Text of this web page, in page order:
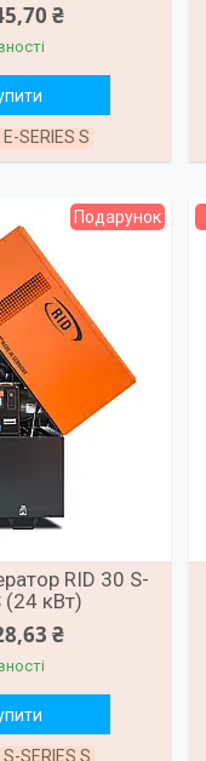
₴
E-SERIES S
Подарунок
RID 30 S-
(24 кВт)
₴
S-SERIES S